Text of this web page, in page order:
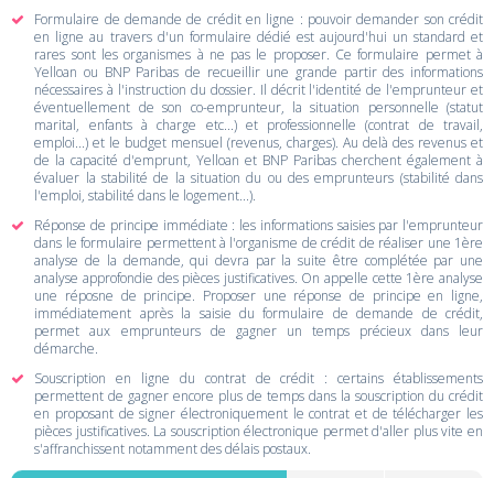
Formulaire de demande de crédit en ligne : pouvoir demander son crédit
en ligne au travers d'un formulaire dédié est aujourd'hui un standard et
rares sont les organismes à ne pas le proposer. Ce formulaire permet à
Yelloan ou BNP Paribas de recueillir une grande partir des informations
nécessaires à l'instruction du dossier. Il décrit l'identité de l'emprunteur et
éventuellement de son co-emprunteur, la situation personnelle (statut
marital, enfants à charge etc...) et professionnelle (contrat de travail,
emploi...) et le budget mensuel (revenus, charges). Au delà des revenus et
de la capacité d'emprunt, Yelloan et BNP Paribas cherchent également à
évaluer la stabilité de la situation du ou des emprunteurs (stabilité dans
l'emploi, stabilité dans le logement...).
Réponse de principe immédiate : les informations saisies par l'emprunteur
dans le formulaire permettent à l'organisme de crédit de réaliser une 1ère
analyse de la demande, qui devra par la suite être complétée par une
analyse approfondie des pièces justificatives. On appelle cette 1ère analyse
une réposne de principe. Proposer une réponse de principe en ligne,
immédiatement après la saisie du formulaire de demande de crédit,
permet aux emprunteurs de gagner un temps précieux dans leur
démarche.
Souscription en ligne du contrat de crédit : certains établissements
permettent de gagner encore plus de temps dans la souscription du crédit
en proposant de signer électroniquement le contrat et de télécharger les
pièces justificatives. La souscription électronique permet d'aller plus vite en
s'affranchissent notamment des délais postaux.